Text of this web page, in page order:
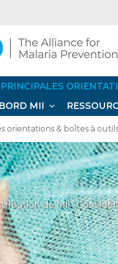
PRINCIPALES
MII
orientations & boîtes à
de MII :